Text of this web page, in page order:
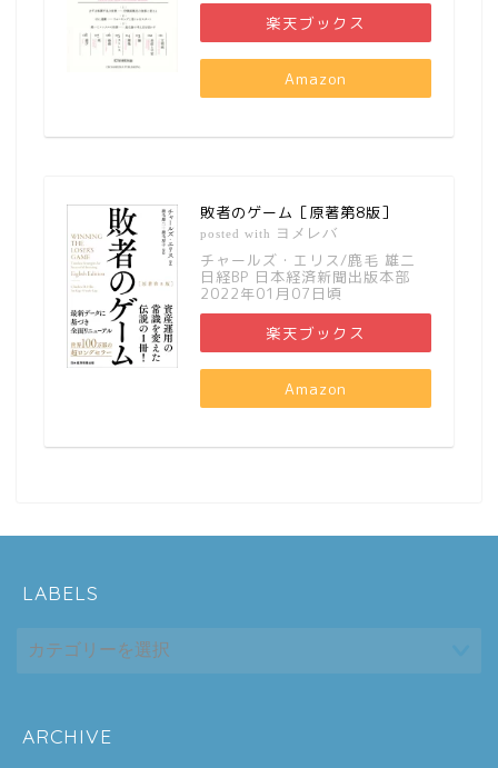
楽天ブックス
Amazon
敗者のゲーム［原著第8版］
posted with ヨメレバ
チャールズ・エリス/鹿毛 雄二
日経BP 日本経済新聞出版本部
2022年01月07日頃
楽天ブックス
Amazon
LABELS
ARCHIVE